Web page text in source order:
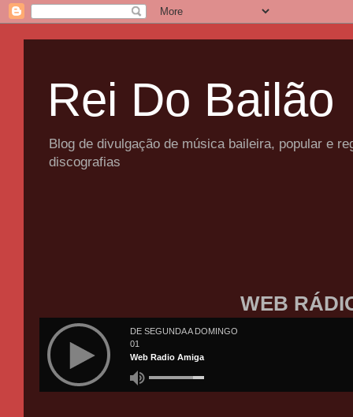
Rei Do Bailão
Blog de divulgação de música baileira, popular e
discografias
WEB